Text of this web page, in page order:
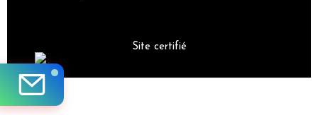
Site certifié